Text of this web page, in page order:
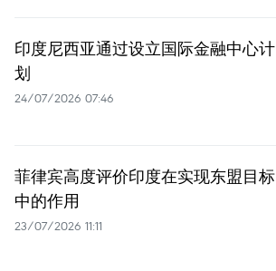
印度尼西亚通过设立国际金融中心计
划
24/07/2026 07:46
菲律宾高度评价印度在实现东盟目标
中的作用
23/07/2026 11:11